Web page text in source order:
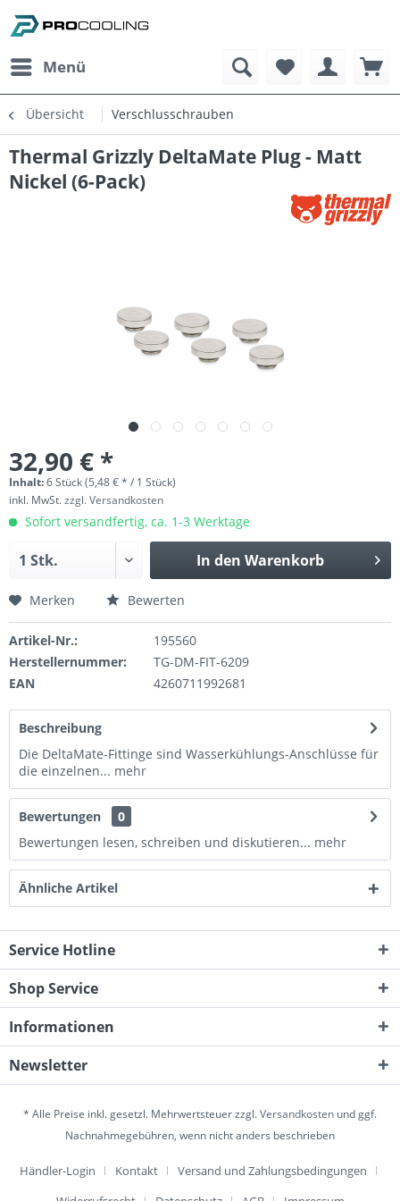
Menü
Übersicht Verschlusschrauben
Thermal Grizzly DeltaMate Plug - Matt
Nickel (6-Pack)
32,90 € *
Inhalt:6 Stück (5,48 € * / 1 Stück)
inkl. MwSt.zzgl. Versandkosten
Sofort versandfertig, ca. 1-3 Werktage
In den Warenkorb
Merken Bewerten
Artikel-Nr.:
195560
Herstellernummer:
TG-DM-FIT-6209
EAN
4260711992681
Beschreibung
Die DeltaMate-Fittinge sind Wasserkühlungs-Anschlüsse für
die einzelnen... mehr
Bewertungen
0
Bewertungen lesen, schreiben und diskutieren... mehr
Ähnliche Artikel
Service Hotline
Shop Service
Informationen
Newsletter
* Alle Preise inkl. gesetzl. Mehrwertsteuer zzgl.Versandkosten und ggf.
Nachnahmegebühren, wenn nicht anders beschrieben
Händler-Login Kontakt
Versand und Zahlungsbedingungen